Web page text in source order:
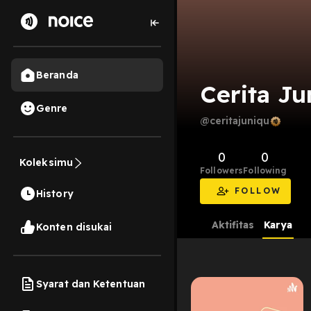
Beranda
Genre
Koleksimu
History
Konten disukai
Syarat dan Ketentuan
Cerita
@ceritajuniqu
0
Followers
0
Following
FOLLOW
Aktifitas Karya